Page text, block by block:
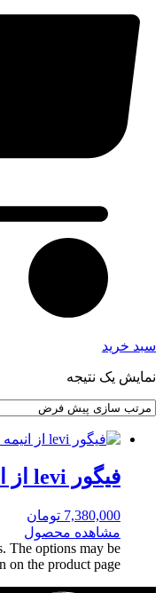
سبد خرید
نمایش یک نتیجه
فیگور levi از انیمه Attack On Titan
7,380,000 تومان
مشاهده محصول
The options may be
on the product page